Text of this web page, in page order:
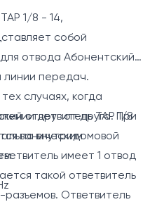
1/8 - 14,
собой
отвода Абонентский
линии передач.
случаях, когда
друг от друга. При
по внутридомовой
имеет 1 отвод
такой ответвитель
Ответвитель
ответвитель ТАР 1/8